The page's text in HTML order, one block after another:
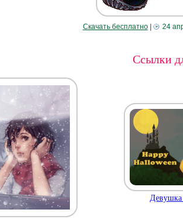
Скачать бесплатно| 24
Ссылки